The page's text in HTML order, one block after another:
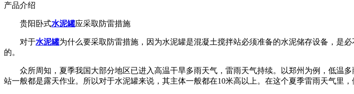
产品介绍
贵阳卧式水泥罐应采取 防雷措施
对于水泥罐为什么要采取防雷措施，因为水泥罐是混凝土搅拌站必须准备的水泥储存设备，是
的。
众所周知，夏季我国大部分地区已进入高温干旱多雨天气，雷雨天气持续。以郑州为例，低温
站一般都是露天作业。所以对于水泥罐来说，其主体一般都在10米高以上。在这个夏季雷雨天气里